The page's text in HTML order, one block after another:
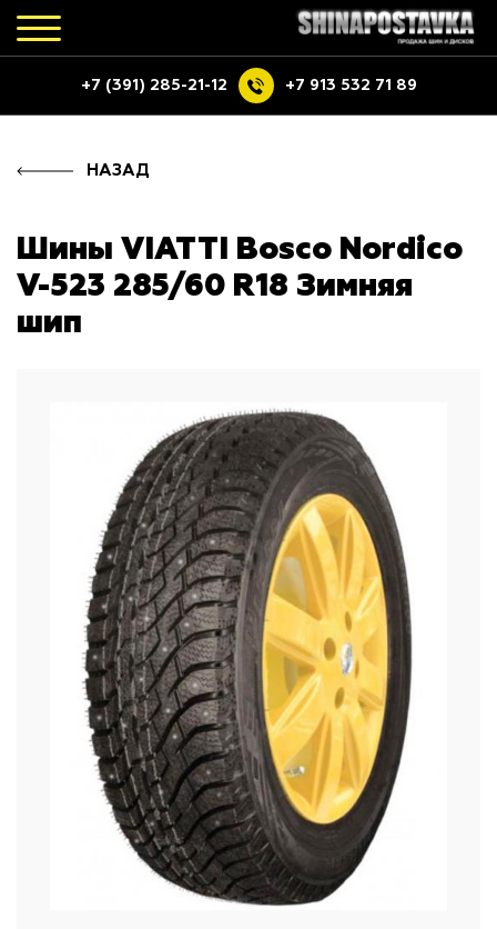
+7 (391) 285-21-12 +7 913 532 71 89
НАЗАД
Шины VIATTI Bosco Nordico
V-523 285/60 R18 Зимняя
шип